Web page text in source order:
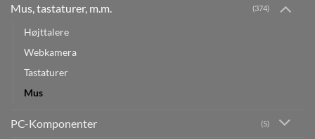
Mus, tastaturer, m.m. (374)
Højttalere
Webkamera
Tastaturer
Mus
PC-Komponenter (5)